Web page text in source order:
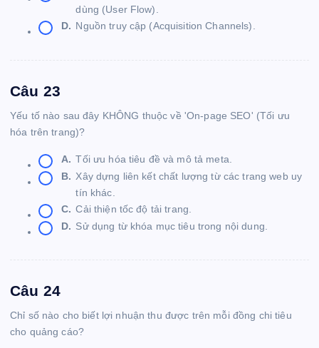
dùng (User Flow).
D. Nguồn truy cập (Acquisition Channels).
Câu 23
Yếu tố nào sau đây KHÔNG thuộc về 'On-page SEO' (Tối ưu
hóa trên trang)?
A. Tối ưu hóa tiêu đề và mô tả meta.
B. Xây dựng liên kết chất lượng từ các trang web uy
tín khác.
C. Cải thiện tốc độ tải trang.
D. Sử dụng từ khóa mục tiêu trong nội dung.
Câu 24
Chỉ số nào cho biết lợi nhuận thu được trên mỗi đồng chi tiêu
cho quảng cáo?